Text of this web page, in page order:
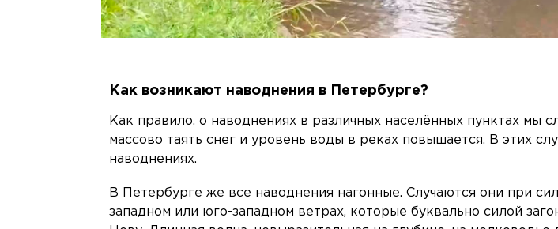
Как возникают наводнения в Петербурге?
Как правило, о наводнениях в различных населённых пунктах мы
массово таять снег и уровень воды в реках повышается. В этих
наводнениях.
В Петербурге же все наводнения нагонные. Случаются они при
западном или юго-западном ветрах, которые буквально силой